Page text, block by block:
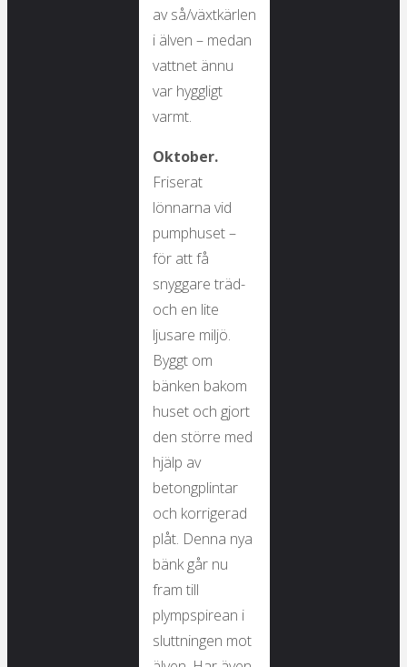
av så/växtkärlen
i älven – medan
vattnet ännu
var hyggligt
varmt.
Oktober.
Friserat
lönnarna vid
pumphuset –
för att få
snyggare träd-
och en lite
ljusare miljö.
Byggt om
bänken bakom
huset och gjort
den större med
hjälp av
betongplintar
och korrigerad
plåt. Denna nya
bänk går nu
fram till
plympspirean i
sluttningen mot